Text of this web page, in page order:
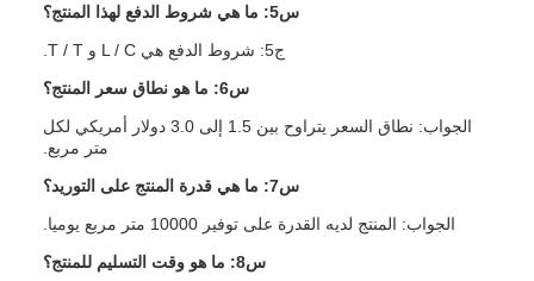
س5: ما هي شروط الدفع لهذا المنتج؟
ج5: شروط الدفع هي L / C و T / T.
س6: ما هو نطاق سعر المنتج؟
الجواب: نطاق السعر يتراوح بين 1.5 إلى 3.0 دولار أمريكي لكل
متر مربع.
س7: ما هي قدرة المنتج على التوريد؟
الجواب: المنتج لديه القدرة على توفير 10000 متر مربع يوميا.
س8: ما هو وقت التسليم للمنتج؟